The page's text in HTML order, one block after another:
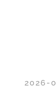
2026-